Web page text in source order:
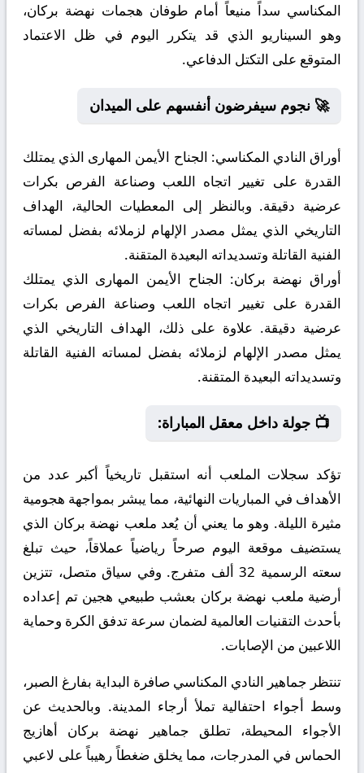
المكناسي سداً منيعاً أمام طوفان هجمات نهضة بركان،
وهو السيناريو الذي قد يتكرر اليوم في ظل الاعتماد
المتوقع على التكتل الدفاعي.
🚀 نجوم سيفرضون أنفسهم على الميدان
أوراق النادي المكناسي: الجناح الأيمن المهارى الذي يمتلك
القدرة على تغيير اتجاه اللعب وصناعة الفرص بكرات
عرضية دقيقة. وبالنظر إلى المعطيات الحالية، الهداف
التاريخي الذي يمثل مصدر الإلهام لزملائه بفضل لمساته
الفنية القاتلة وتسديداته البعيدة المتقنة.
أوراق نهضة بركان: الجناح الأيمن المهارى الذي يمتلك
القدرة على تغيير اتجاه اللعب وصناعة الفرص بكرات
عرضية دقيقة. علاوة على ذلك، الهداف التاريخي الذي
يمثل مصدر الإلهام لزملائه بفضل لمساته الفنية القاتلة
وتسديداته البعيدة المتقنة.
📺 جولة داخل معقل المباراة:
تؤكد سجلات الملعب أنه استقبل تاريخياً أكبر عدد من
الأهداف في المباريات النهائية، مما يبشر بمواجهة هجومية
مثيرة الليلة. وهو ما يعني أن يُعد ملعب نهضة بركان الذي
يستضيف موقعة اليوم صرحاً رياضياً عملاقاً، حيث تبلغ
سعته الرسمية 32 ألف متفرج. وفي سياق متصل، تتزين
أرضية ملعب نهضة بركان بعشب طبيعي هجين تم إعداده
بأحدث التقنيات العالمية لضمان سرعة تدفق الكرة وحماية
اللاعبين من الإصابات.
تنتظر جماهير النادي المكناسي صافرة البداية بفارغ الصبر،
وسط أجواء احتفالية تملأ أرجاء المدينة. وبالحديث عن
الأجواء المحيطة، تطلق جماهير نهضة بركان أهازيج
الحماس في المدرجات، مما يخلق ضغطاً رهيباً على لاعبي